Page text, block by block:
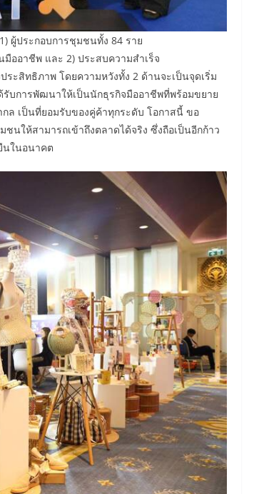
ผู้ประกอบการชุมชนทั้ง 84 ราย
ออาชีพ และ 2) ประสบความสำเร็จ
ะสิทธิภาพ โดยความหวังทั้ง 2 ด้านจะเป็นจุดเริ่ม
บการพัฒนาให้เป็นนักธุรกิจมืออาชีพที่พร้อมขยาย
ล เป็นที่ยอมรับของคู่ค้าทุกระดับ โอกาสนี้ ขอ
ให้สามารถเข้าถึงตลาดได้จริง ซึ่งถือเป็นอีกก้าว
นในอนาคต